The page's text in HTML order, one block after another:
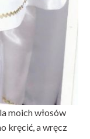
moich włosów
kręcić, a wręcz